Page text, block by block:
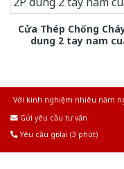
Cửa Thép Chống
dung 2 tay nam
Với kinh nghiệm nhiêu năm
Gửi yêu cầu tư vấn
Yêu cầu gọi lại (3 phút)